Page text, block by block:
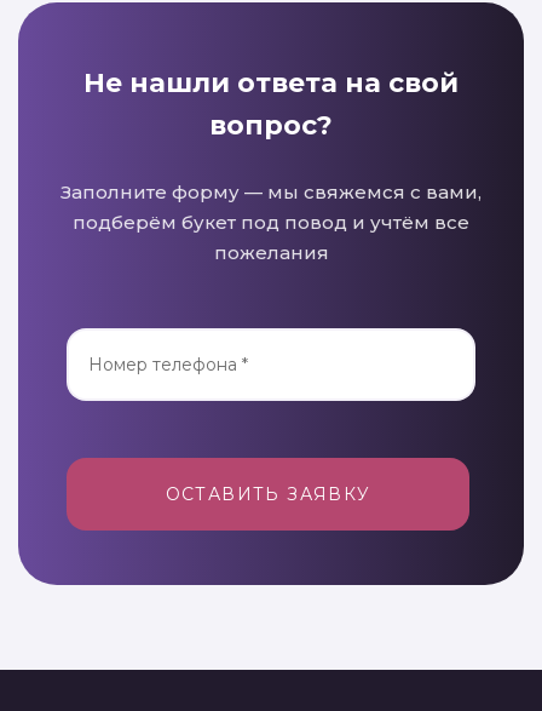
Не нашли ответа на свой
вопрос?
Заполните форму — мы свяжемся с вами,
подберём букет под повод и учтём все
пожелания
ОСТАВИТЬ ЗАЯВКУ